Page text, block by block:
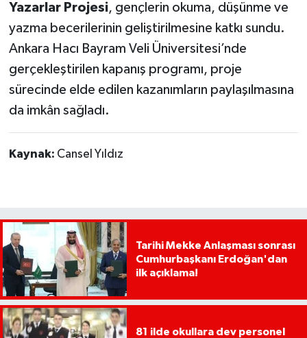
Yazarlar Projesi, gençlerin okuma, düşünme ve
yazma becerilerinin geliştirilmesine katkı sundu.
Ankara Hacı Bayram Veli Üniversitesi’nde
gerçekleştirilen kapanış programı, proje
sürecinde elde edilen kazanımların paylaşılmasına
da imkân sağladı.
Kaynak: Cansel Yıldız
Tarihi Mekke Anlaşması sonrası
Cumhurbaşkanı Erdoğan'dan
ilk açıklama!
81 ilde okullara dev personel